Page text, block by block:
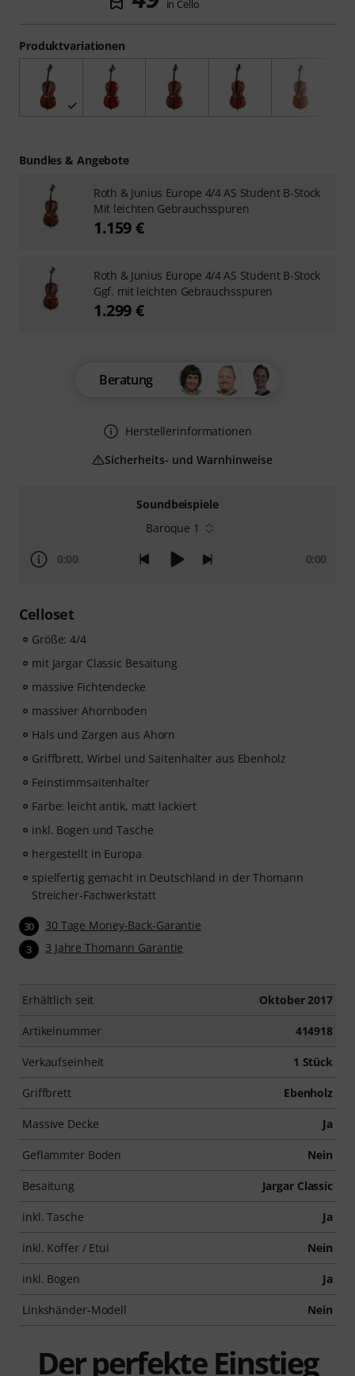
Soundbeispiele
Baroque 1
0:00 0:00
Celloset
Größe: 4/4
mit Jargar Classic Besaitung
massive Fichtendecke
massiver Ahornboden
Hals und Zargen aus Ahorn
Griffbrett, Wirbel und Saitenhalter aus Ebenholz
Feinstimmsaitenhalter
Farbe: leicht antik, matt lackiert
inkl. Bogen und Tasche
hergestellt in Europa
spielfertig gemacht in Deutschland in der Thomann
Streicher-Fachwerkstatt
30 30 Tage Money-Back-Garantie
3 3 Jahre Thomann Garantie
Erhältlich seit Oktober 2017
Artikelnummer 414918
Verkaufseinheit 1 Stück
Griffbrett Ebenholz
Massive Decke Ja
Geflammter Boden Nein
Besaitung Jargar Classic
inkl. Tasche Ja
inkl. Koffer / Etui Nein
inkl. Bogen Ja
Linkshänder-Modell Nein
Produktvariationen
in Cello
Beratung
Herstellerinformationen
Sicherheits- und Warnhinweise
Bundles & Angebote
Roth & Junius Europe 4/4 AS Student B-Stock
Mit leichten Gebrauchsspuren
1.159 €
Roth & Junius Europe 4/4 AS Student B-Stock
Ggf. mit leichten Gebrauchsspuren
1.299 €
Der perfekte Einstieg